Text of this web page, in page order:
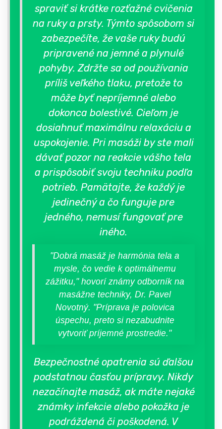
spraviť si krátke rozťažné cvičenia
na ruky a prsty. Týmto spôsobom si
zabezpečíte, že vaše ruky budú
pripravené na jemné a plynulé
pohyby. Zdržte sa od používania
príliš veľkého tlaku, pretože to
môže byť nepríjemné alebo
dokonca bolestivé. Cieľom je
dosiahnuť maximálnu relaxáciu a
uspokojenie. Pri masáži by ste mali
dávať pozor na reakcie vášho tela
a prispôsobiť svoju techniku podľa
potrieb. Pamätajte, že každý je
jedinečný a čo funguje pre
jedného, nemusí fungovať pre
iného.
"Dobrá masáž je harmónia tela a
mysle, čo vedie k optimálnemu
zážitku," hovorí známy odborník na
masážne techniky, Dr. Pavel
Novotný. "Príprava je polovica
úspechu, preto si nezabudnite
vytvoriť príjemné prostredie."
Bezpečnostné opatrenia sú ďalšou
podstatnou časťou prípravy. Nikdy
nezačínajte masáž, ak máte nejaké
známky infekcie alebo pokožka je
podráždená či poškodená. V